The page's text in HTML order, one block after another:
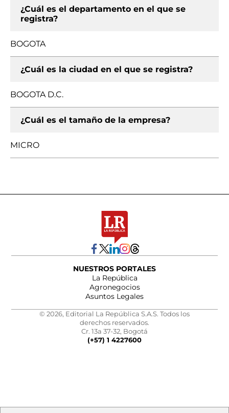
¿Cuál es el departamento en el que se
registra?
BOGOTA
¿Cuál es la ciudad en el que se registra?
BOGOTA D.C.
¿Cuál es el tamaño de la empresa?
MICRO
NUESTROS PORTALES
La República
Agronegocios
Asuntos Legales
© 2026, Editorial La República S.A.S. Todos los
derechos reservados.
Cr. 13a 37-32, Bogotá
(+57) 1 4227600